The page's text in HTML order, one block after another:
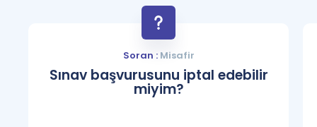
Soran :Misafir
Sınav başvurusunu iptal edebilir
miyim?